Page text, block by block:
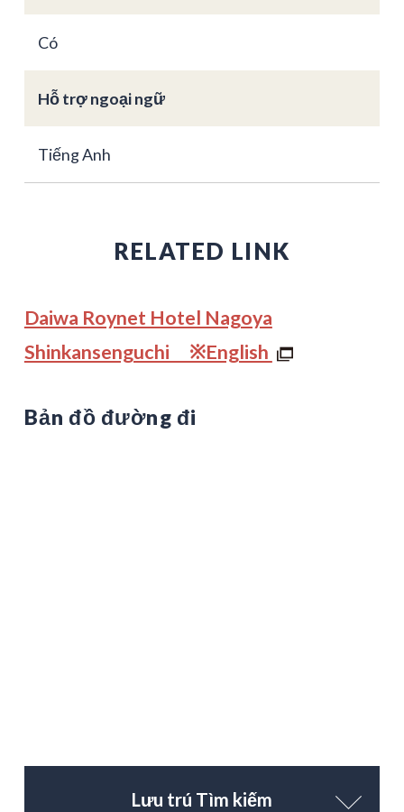
Có
Hỗ trợ ngoại ngữ
Tiếng Anh
RELATED LINK
Daiwa Roynet Hotel Nagoya
Shinkansenguchi ※English
Bản đồ đường đi
Lưu trú Tìm kiếm